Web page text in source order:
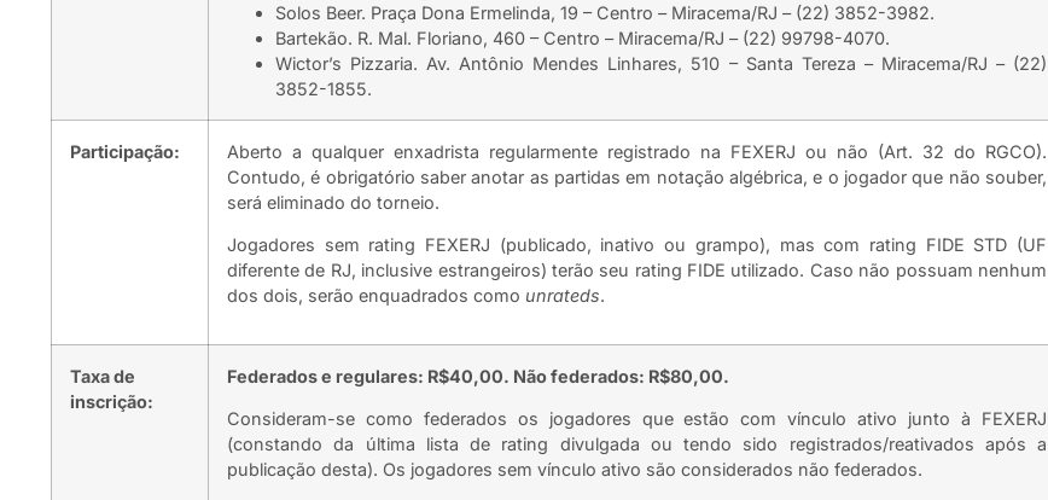
Solos Beer. Praça Dona Ermelinda, 19 – Centro – Miracema/RJ – (22) 3852-3982.
Bartekão. R. Mal. Floriano, 460 – Centro – Miracema/RJ – (22) 99798-4070.
Wictor’s Pizzaria. Av. Antônio Mendes Linhares, 510 – Santa Tereza – Miracema/RJ – (22)
3852-1855.
Participação:
Aberto a qualquer enxadrista regularmente registrado na FEXERJ ou não (Art. 32 do RGCO).
Contudo, é obrigatório saber anotar as partidas em notação algébrica, e o jogador que não souber,
será eliminado do torneio.
Jogadores sem rating FEXERJ (publicado, inativo ou grampo), mas com rating FIDE STD (UF
diferente de RJ, inclusive estrangeiros) terão seu rating FIDE utilizado. Caso não possuam nenhum
dos dois, serão enquadrados como unrateds.
Taxa de
inscrição:
Federados e regulares: R$40,00. Não federados: R$80,00.
Consideram-se como federados os jogadores que estão com vínculo ativo junto à FEXERJ
(constando da última lista de rating divulgada ou tendo sido registrados/reativados após a
publicação desta). Os jogadores sem vínculo ativo são considerados não federados.